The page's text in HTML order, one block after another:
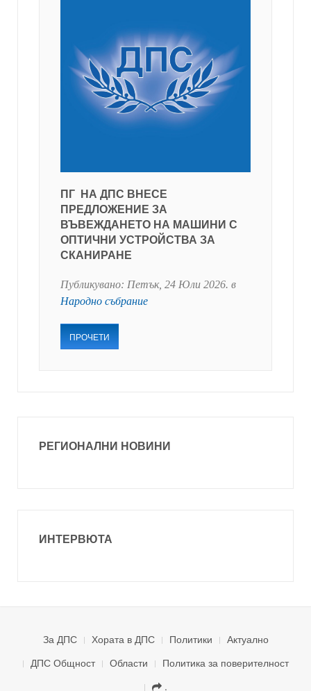
ПГ НА ДПС ВНЕСЕ
ПРЕДЛОЖЕНИЕ ЗА
ВЪВЕЖДАНЕТО НА МАШИНИ С
ОПТИЧНИ УСТРОЙСТВА ЗА
СКАНИРАНЕ
Публикувано: Петък, 24 Юли 2026. в
Народно събрание
ПРОЧЕТИ
РЕГИОНАЛНИ НОВИНИ
ИНТЕРВЮТА
За ДПС Хората в ДПС Политики
Актуално
ДПС Общност
Области
Политика за поверителност
.